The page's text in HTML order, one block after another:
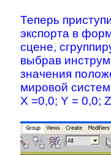
Теперь
экспорта в
сцене,
выбрав
значения
мировой
X =0,0; Y = 0,0;